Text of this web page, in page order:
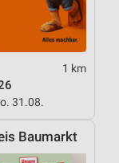
1 km
31.08.
Baumarkt
von